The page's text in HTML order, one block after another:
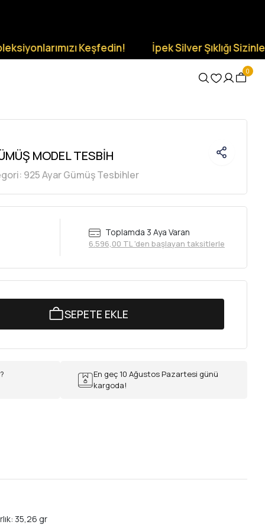
Keşfedin! İpek Silver Şıklığı Sizinle Olsun.
0
MODEL TESBİH
925 Ayar Gümüş Tesbihler
Toplamda 3 Aya Varan
6.596,00 TL 'den başlayan taksitlerle
SEPETE EKLE
En geç 10 Ağustos Pazartesi günü
kargoda!
35,26 gr